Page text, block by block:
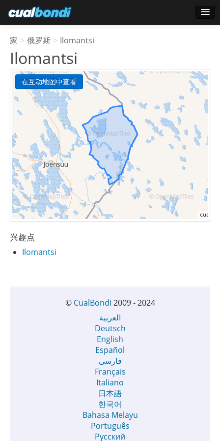
轮询
家 > 俄罗斯 > Ilomantsi
Ilomantsi
在互动地图中查看
兴趣点
Ilomantsi
© CualBondi 2009 - 2024
العربية
Deutsch
English
Español
فارسی
Français
Italiano
日本語
한국어
Bahasa Melayu
Português
Русский